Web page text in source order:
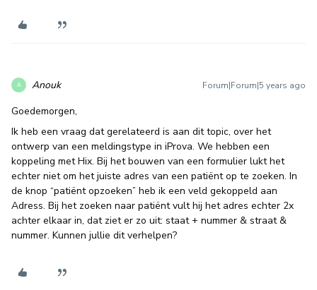
A Anouk Forum|Forum|5 years ago
Goedemorgen,
Ik heb een vraag dat gerelateerd is aan dit topic, over het
ontwerp van een meldingstype in iProva. We hebben een
koppeling met Hix. Bij het bouwen van een formulier lukt het
echter niet om het juiste adres van een patiënt op te zoeken. In
de knop “patiënt opzoeken” heb ik een veld gekoppeld aan
Adress. Bij het zoeken naar patiënt vult hij het adres echter 2x
achter elkaar in, dat ziet er zo uit: staat + nummer & straat &
nummer. Kunnen jullie dit verhelpen?